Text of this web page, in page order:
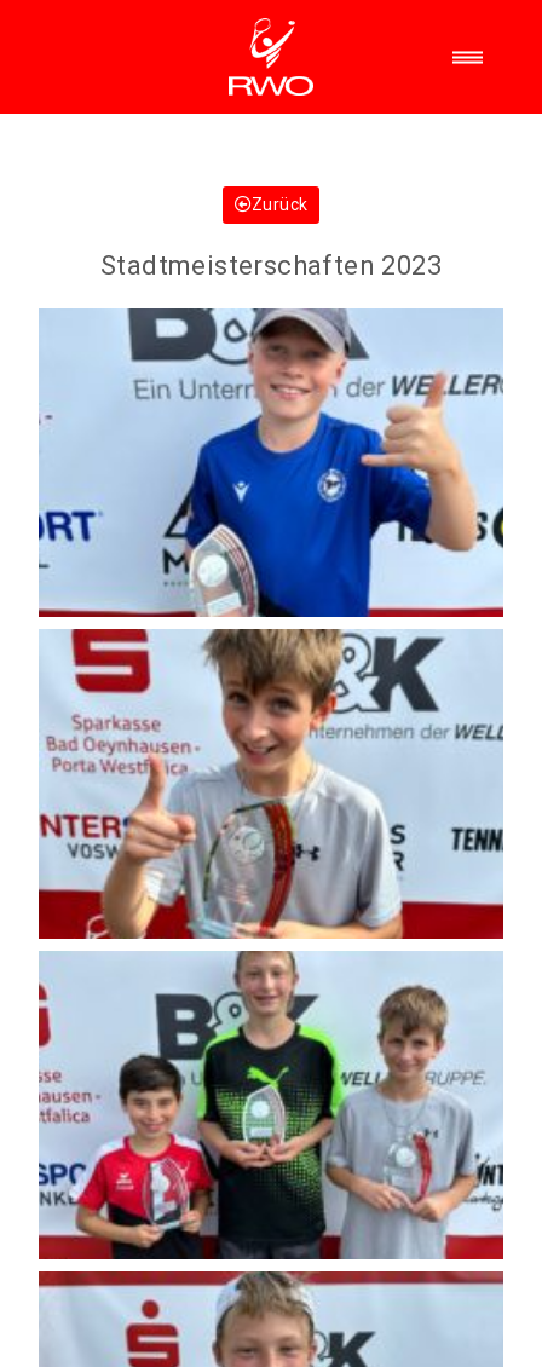
Zurück
Stadtmeisterschaften 2023